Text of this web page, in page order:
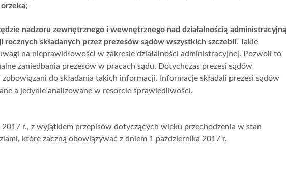
nadzoru zewnętrznego i wewnętrznego nad działalnością administracyjną
składanych przez prezesów sądów wszystkich szczebli. Takie
na nieprawidłowości w zakresie działalności administracyjnej. Pozwoli to
zaniedbania prezesów w pracach sądu. Dotychczas prezesi sądów
do składania takich informacji. Informacje składali prezesi sądów
a jedynie analizowane w resorcie sprawiedliwości.
r., z wyjątkiem przepisów dotyczących wieku przechodzenia w stan
które zaczną obowiązywać z dniem 1 października 2017 r.